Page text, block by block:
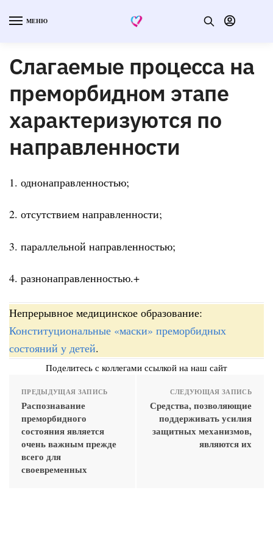
МЕНЮ
Слагаемые процесса на
преморбидном этапе
характеризуются по
направленности
1. однонаправленностью;
2. отсутствием направленности;
3. параллельной направленностью;
4. разнонаправленностью.+
Непрерывное медицинское образование:
Конституциональные «маски» преморбидных
состояний у детей.
Поделитесь с коллегами ссылкой на наш сайт
ПРЕДЫДУЩАЯ ЗАПИСЬ
Распознавание
преморбидного
состояния является
очень важным прежде
всего для
своевременных
СЛЕДУЮЩАЯ ЗАПИСЬ
Средства, позволяющие
поддерживать усилия
защитных механизмов,
являются их